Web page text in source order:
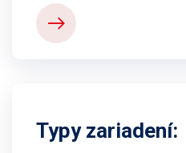
Typy zariadení: